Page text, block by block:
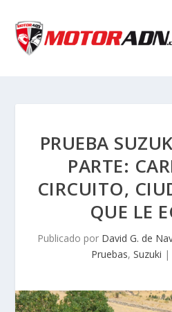
PRUEBA
PARTE:
CIRCUITO,
QUE LE
Publicado por David G. de
Pruebas, Suzuki |